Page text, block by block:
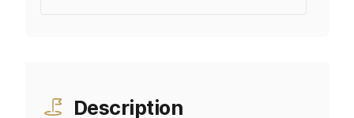
Description